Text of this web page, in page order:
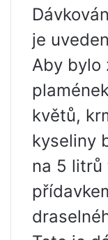
je
Aby bylo
květů,
kyseliny
na 5 litrů